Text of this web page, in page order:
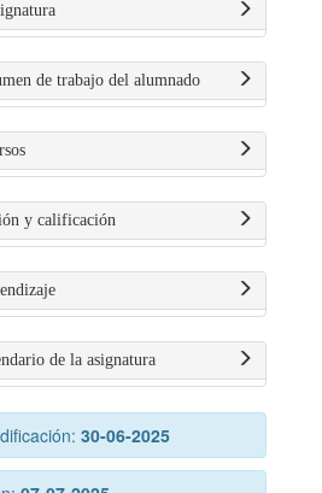
de trabajo del alumnado
y calificación
de la asignatura
30-06-2025